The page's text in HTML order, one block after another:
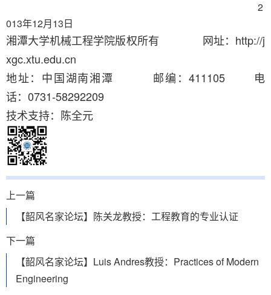
2
013年12月13日
湘潭大学机械工程学院版权所有 网址：http://j
xgc.xtu.edu.cn
地址：中国湖南湘潭 邮编：411105 电
话：0731-58292209
技术支持：陈全元
上一篇
【韶风名家论坛】陈关龙教授：工程教育的专业认证
下一篇
【韶风名家论坛】Luis Andres教授：Practices of Modern
Engineering